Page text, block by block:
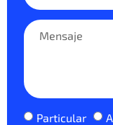
Particular